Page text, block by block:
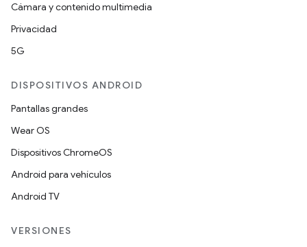
Cámara y contenido multimedia
Privacidad
5G
DISPOSITIVOS ANDROID
Pantallas grandes
Wear OS
Dispositivos ChromeOS
Android para vehículos
Android TV
VERSIONES